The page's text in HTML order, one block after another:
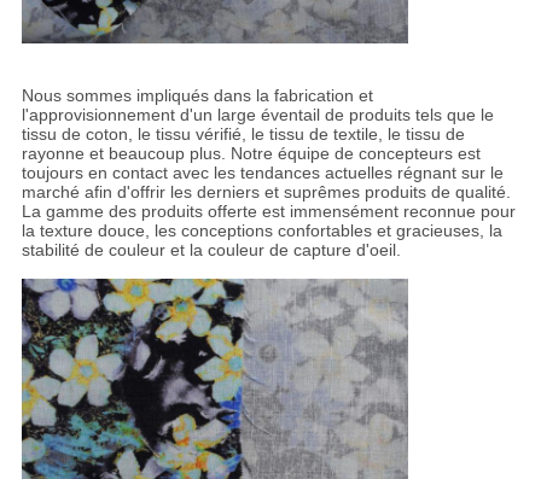
Nous sommes impliqués dans la fabrication et
l'approvisionnement d'un large éventail de produits tels que le
tissu de coton, le tissu vérifié, le tissu de textile, le tissu de
rayonne et beaucoup plus. Notre équipe de concepteurs est
toujours en contact avec les tendances actuelles régnant sur le
marché afin d'offrir les derniers et suprêmes produits de qualité.
La gamme des produits offerte est immensément reconnue pour
la texture douce, les conceptions confortables et gracieuses, la
stabilité de couleur et la couleur de capture d'oeil.